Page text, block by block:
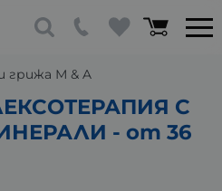
грижа М & A
С
- от 36